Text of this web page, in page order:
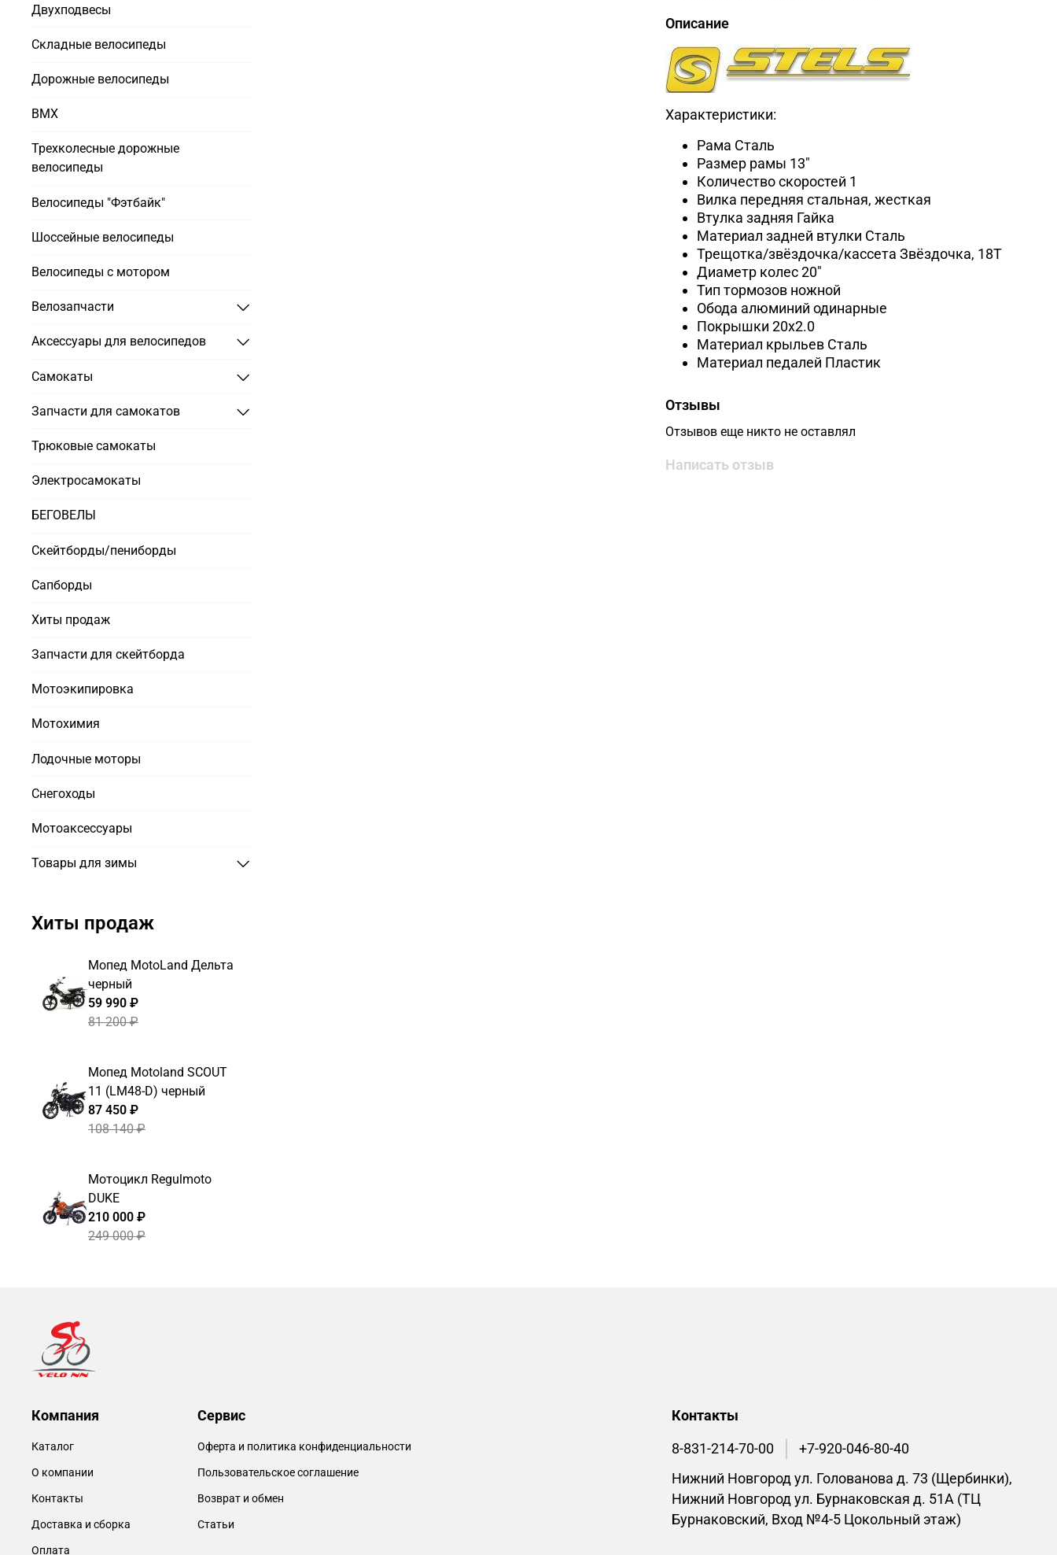
Описание
Характеристики:
Рама Сталь
Размер рамы 13"
Количество скоростей 1
Вилка передняя cтальная, жесткая
Втулка задняя Гайка
Материал задней втулки Сталь
Трещотка/звёздочка/кассета Звёздочка, 18Т
Диаметр колес20"
Тип тормозов ножной
Обода алюминий одинарные
Покрышки 20x2.0
Материал крыльев Сталь
Материал педалей Пластик
Отзывы
Отзывов еще никто не оставлял
Написать отзыв
Двухподвесы
Складные велосипеды
Дорожные велосипеды
BMX
Трехколесные дорожные
велосипеды
Велосипеды "Фэтбайк"
Шоссейные велосипеды
Велосипеды с мотором
Велозапчасти
Аксессуары для велосипедов
Самокаты
Запчасти для самокатов
Трюковые самокаты
Электросамокаты
БЕГОВЕЛЫ
Скейтборды/пениборды
Сапборды
Хиты продаж
Запчасти для скейтборда
Мотоэкипировка
Мотохимия
Лодочные моторы
Снегоходы
Мотоаксессуары
Товары для зимы
Хиты продаж
Мопед MotoLand Дельта
черный
59 990 ₽
81 200 ₽
Мопед Motoland SCOUT
11 (LM48-D) черный
87 450 ₽
108 140 ₽
Мотоцикл Regulmoto
DUKE
210 000 ₽
249 000 ₽
Компания
Каталог
О компании
Контакты
Доставка и сборка
Оплата
Сервис
Оферта и политика конфиденциальности
Пользовательское соглашение
Возврат и обмен
Статьи
Контакты
8-831-214-70-00
+7-920-046-80-40
Нижний Новгород ул. Голованова д. 73 (Щербинки),
Нижний Новгород ул. Бурнаковская д. 51А (ТЦ
Бурнаковский, Вход №4-5 Цокольный этаж)